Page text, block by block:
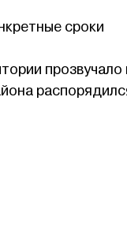
сроки
прозвучало